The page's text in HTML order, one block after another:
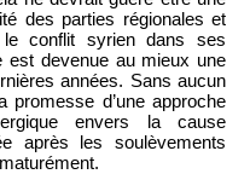
des parties régionales et
le conflit syrien dans ses
est devenue au mieux une
années. Sans aucun
promesse d’une approche
envers la cause
après les soulèvements